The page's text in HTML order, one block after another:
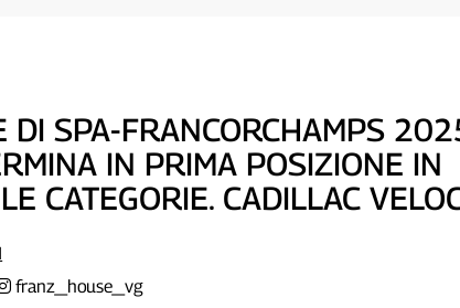
DI SPA-FRANCORCHAMPS
IN PRIMA POSIZIONE IN
CATEGORIE. CADILLAC
franz_house_vg